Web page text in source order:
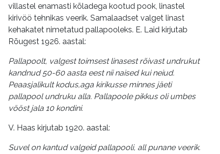
villastel enamasti kõladega kootud pook, linastel
kirivöö tehnikas veerik. Samalaadset valget linast
kehakatet nimetatud pallapooleks. E. Laid kirjutab
Rõugest 1926. aastal:
Pallapoolt, valgest toimsest linasest rõivast undrukut
kandnud 50-60 aasta eest nii naised kui neiud.
Peaasjalikult kodus,aga kirikusse minnes jäeti
pallapool undruku alla. Pallapoole pikkus oli umbes
vööst jala 10 kondini.
V. Haas kirjutab 1920. aastal:
Suvel on kantud valgeid pallapooli, all punane veerik.